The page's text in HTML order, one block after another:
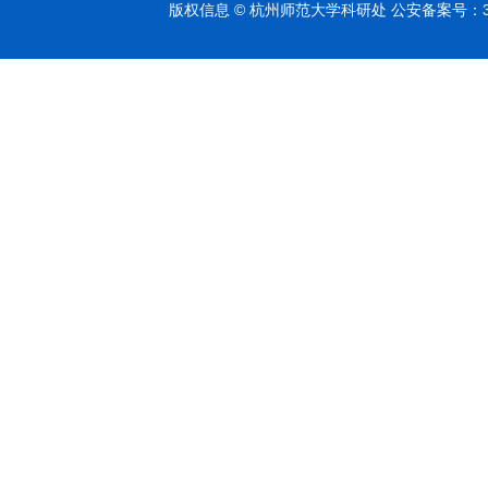
版权信息 © 杭州师范大学科研处 公安备案号